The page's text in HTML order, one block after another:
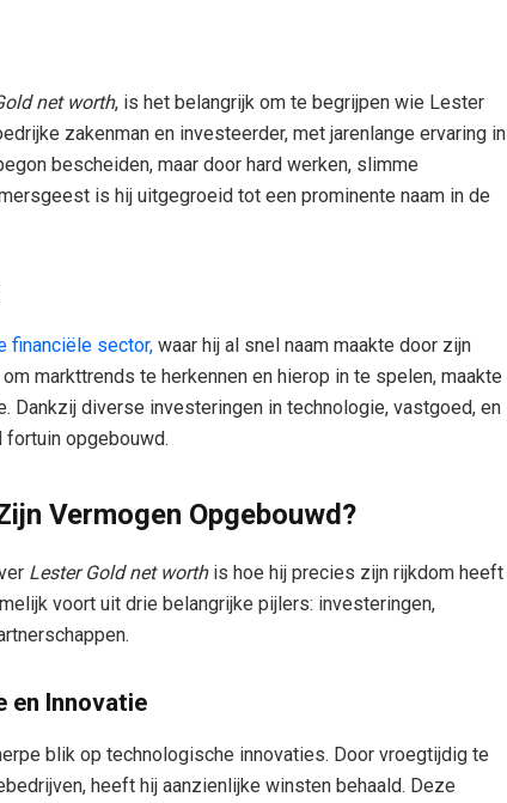
net worth, is het belangrijk om te begrijpen wie Lester
zakenman en investeerder, met jarenlange ervaring in
bescheiden, maar door hard werken, slimme
is hij uitgegroeid tot een prominente naam in de
financiële sector,waar hij al snel naam maakte door zijn
markttrends te herkennen en hierop in te spelen, maakte
Dankzij diverse investeringen in technologie, vastgoed, en
fortuin opgebouwd.
Vermogen Opgebouwd?
Lester Gold net worthis hoe hij precies zijn rijkdom heeft
voort uit drie belangrijke pijlers: investeringen,
en Innovatie
blik op technologische innovaties. Door vroegtijdig te
heeft hij aanzienlijke winsten behaald. Deze